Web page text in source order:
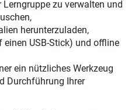
Lerngruppe zu verwalten und
herunterzuladen,
einen USB-Stick) und offline
ein nützliches Werkzeug
Durchführung Ihrer